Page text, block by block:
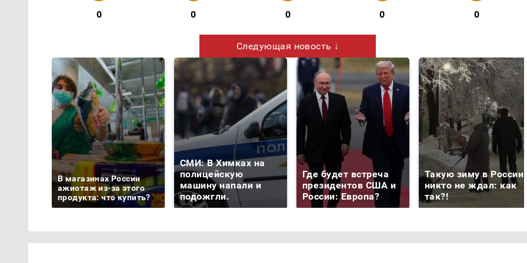
0 0 0 0 0
Следующая новость ↓
В магазинах России
ажиотаж из-за этого
продукта: что купить?
СМИ: В Химках на
полицейскую
машину напали и
подожгли.
Где будет встреча
президентов США и
России: Европа?
Такую зиму в России
никто не ждал: как
так?!